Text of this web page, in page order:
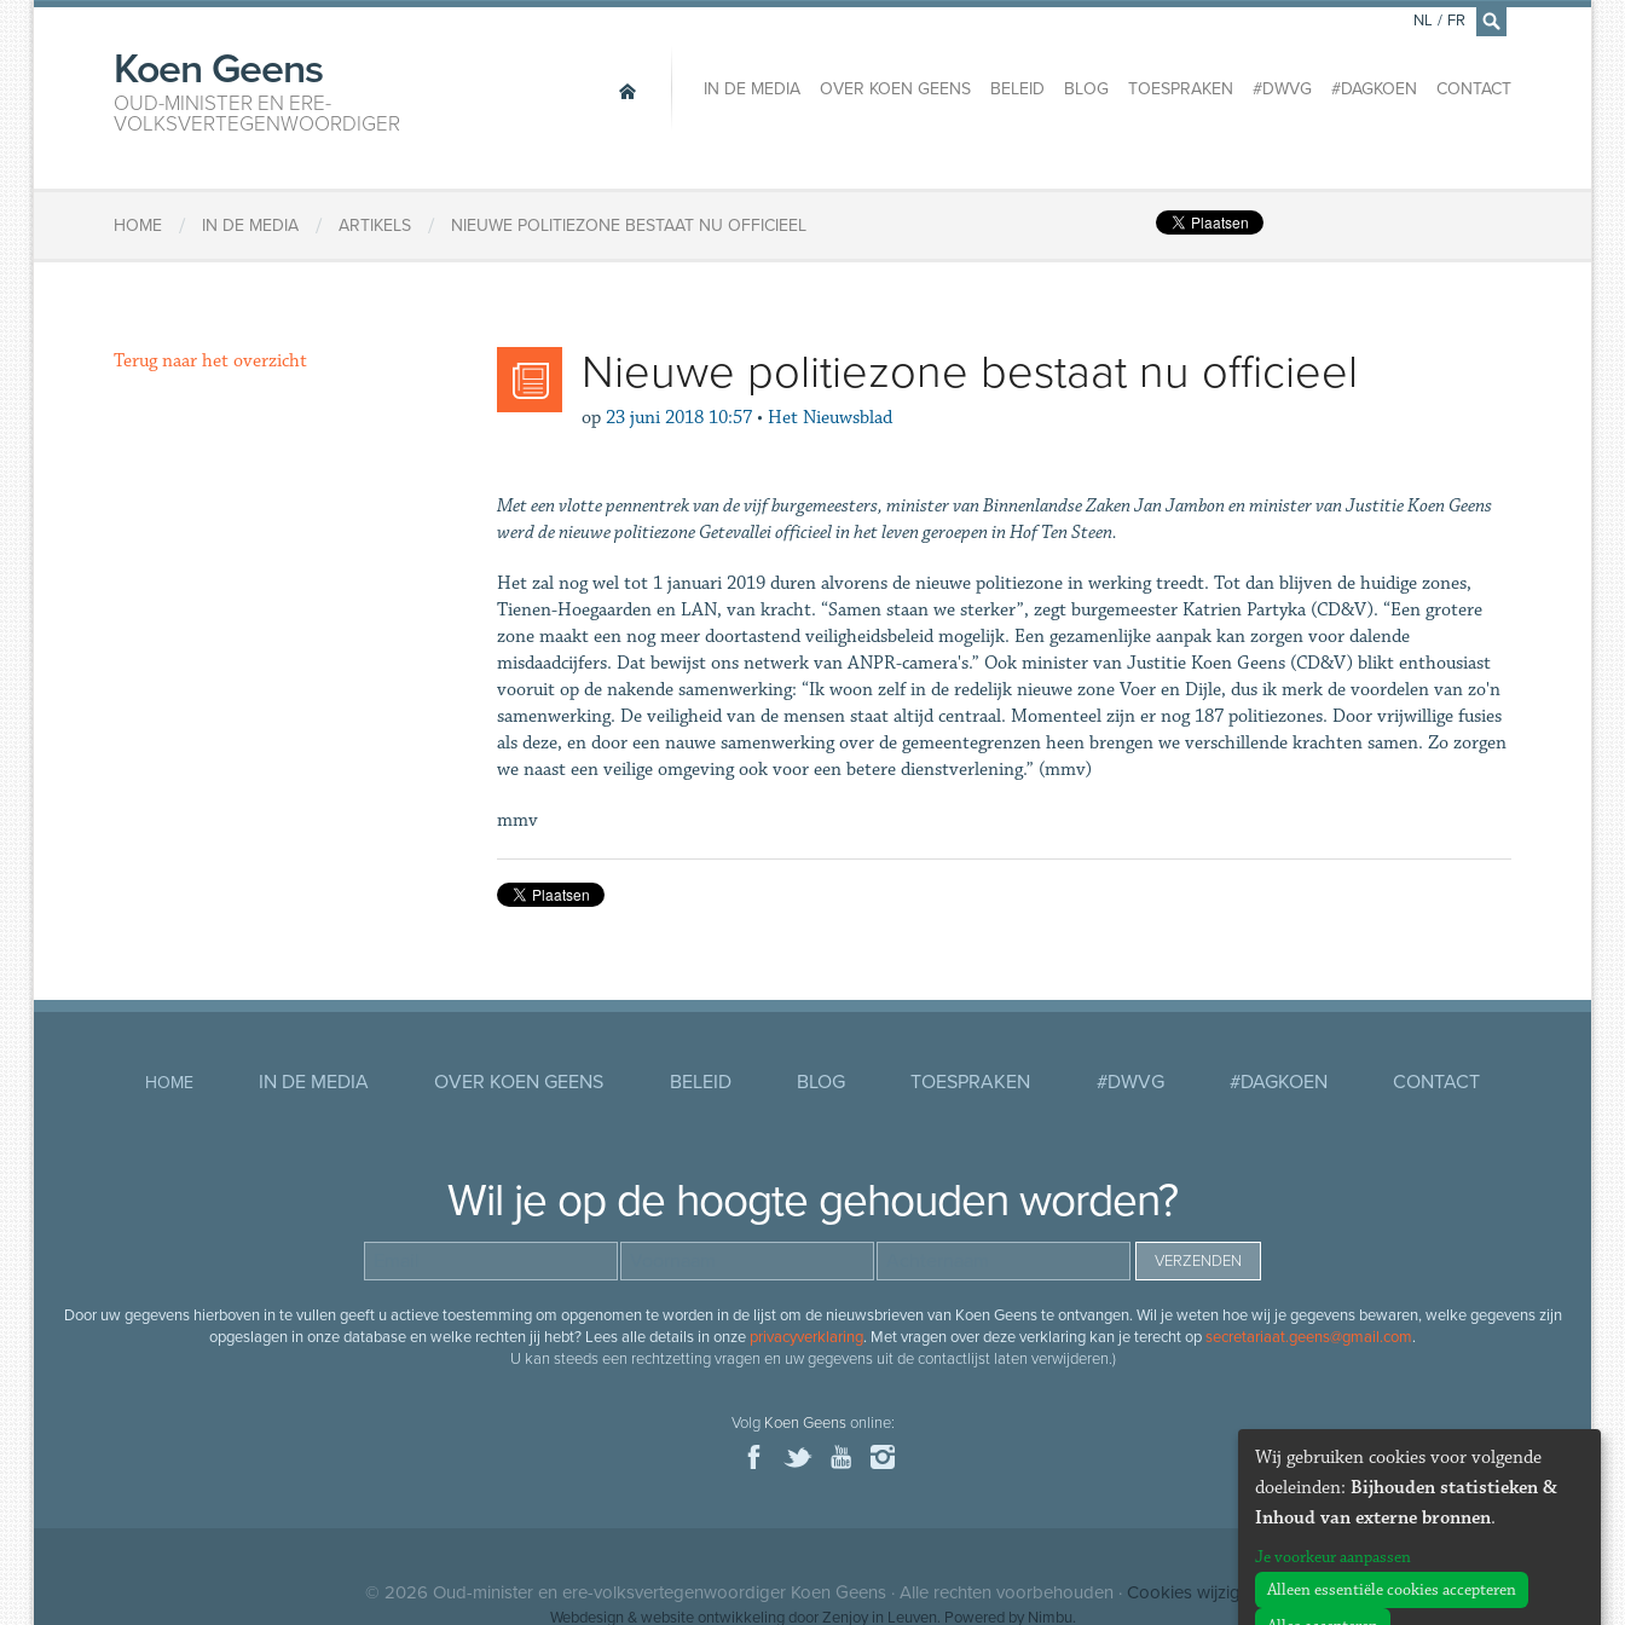
×
Koen Geens
OUD-MINISTER EN ERE-
VOLKSVERTEGENWOORDIGER
IN DE MEDIA OVER KOEN GEENS BELEID BLOG TOESPRAKEN #DWVG #DAGKOEN CONTACT
NL / FR
HOME / IN DE MEDIA / ARTIKELS / NIEUWE POLITIEZONE BESTAAT NU OFFICIEEL
Nieuwe politiezone bestaat nu officieel
op 23 juni 2018 10:57 • Het Nieuwsblad
Met een vlotte pennentrek van de vijf burgemeesters, minister van Binnenlandse Zaken Jan Jambon en minister van Justitie Koen Geens
werd de nieuwe politiezone Getevallei officieel in het leven geroepen in Hof Ten Steen.
Het zal nog wel tot 1 januari 2019 duren alvorens de nieuwe politiezone in werking treedt. Tot dan blijven de huidige zones,
Tienen-Hoegaarden en LAN, van kracht. “Samen staan we sterker”, zegt burgemeester Katrien Partyka (CD&V). “Een grotere
zone maakt een nog meer doortastend veiligheidsbeleid mogelijk. Een gezamenlijke aanpak kan zorgen voor dalende
misdaadcijfers. Dat bewijst ons netwerk van ANPR-camera's.” Ook minister van Justitie Koen Geens (CD&V) blikt enthousiast
vooruit op de nakende samenwerking: “Ik woon zelf in de redelijk nieuwe zone Voer en Dijle, dus ik merk de voordelen van zo'n
samenwerking. De veiligheid van de mensen staat altijd centraal. Momenteel zijn er nog 187 politiezones. Door vrijwillige fusies
als deze, en door een nauwe samenwerking over de gemeentegrenzen heen brengen we verschillende krachten samen. Zo zorgen
we naast een veilige omgeving ook voor een betere dienstverlening.” (mmv)
mmv
Terug naar het overzicht
HOME IN DE MEDIA OVER KOEN GEENS BELEID BLOG TOESPRAKEN #DWVG #DAGKOEN CONTACT
Wil je op de hoogte gehouden worden?
Door uw gegevens hierboven in te vullen geeft u actieve toestemming om opgenomen te worden in de lijst om de nieuwsbrieven van Koen Geens te ontvangen. Wil je weten hoe wij je gegevens bewaren, welke gegevens zijn
opgeslagen in onze database en welke rechten jij hebt? Lees alle details in onze privacyverklaring. Met vragen over deze verklaring kan je terecht opsecretariaat.geens@gmail.com.
U kan steeds een rechtzetting vragen en uw gegevens uit de contactlijst laten verwijderen.)
Volg Koen Geensonline:
© 2026 Oud-minister en ere-volksvertegenwoordiger Koen Geens · Alle rechten voorbehouden · Cookies wijzigen
Webdesign &website ontwikkelingdoor Zenjoy in Leuven. Powered by Nimbu.
Wij gebruiken cookies voor volgende
doeleinden: Bijhouden statistieken &
Inhoud van externe bronnen.
Je voorkeur aanpassen
Alleen essentiële cookies accepteren